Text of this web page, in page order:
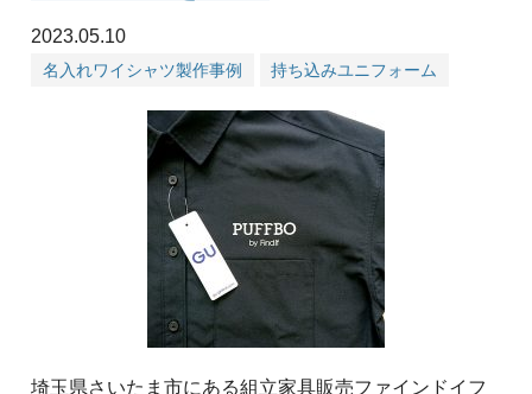
2023.05.10
名入れワイシャツ製作事例 持ち込みユニフォーム
埼玉県さいたま市にある組立家具販売ファインドイフ